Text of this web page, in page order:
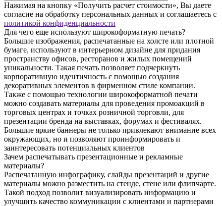
Нажимая на кнопку «Получить расчет стоимости», Вы даете
согласие на обработку персональных данных и соглашаетесь с
политикой конфиденциальности
Для чего еще используют широкоформатную печать?
Большие изображения, распечатанные на холсте или плотной
бумаге, используют в интерьерном дизайне для придания
пространству офисов, ресторанов и жилых помещений
уникальности. Такая печать позволяет подчеркнуть
корпоративную идентичность с помощью создания
декоративных элементов в фирменном стиле компании.
Также с помощью технологии широкоформатной печати
можно создавать материалы для проведения промоакций в
торговых центрах и точках розничной торговли, для
презентации бренда на выставках, форумах и фестивалях.
Большие яркие баннеры не только привлекают внимание всех
окружающих, но и позволяют проинформировать и
заинтересовать потенциальных клиентов
Зачем распечатывать презентационные и рекламные
материалы?
Распечатанную инфографику, слайды презентаций и другие
материалы можно разместить на стенде, стене или флипчарте.
Такой подход позволит визуализировать информацию и
улучшить качество коммуникации с клиентами и партнерами